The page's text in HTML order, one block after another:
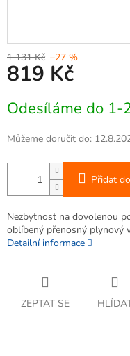
1 131 Kč –27 %
819 Kč
cena:
Odesíláme do 1-
Můžeme doručit do:
Přidat
Nezbytnost na dovolenou
oblíbený přenosný plynový
Detailní informace
ZEPTAT SE